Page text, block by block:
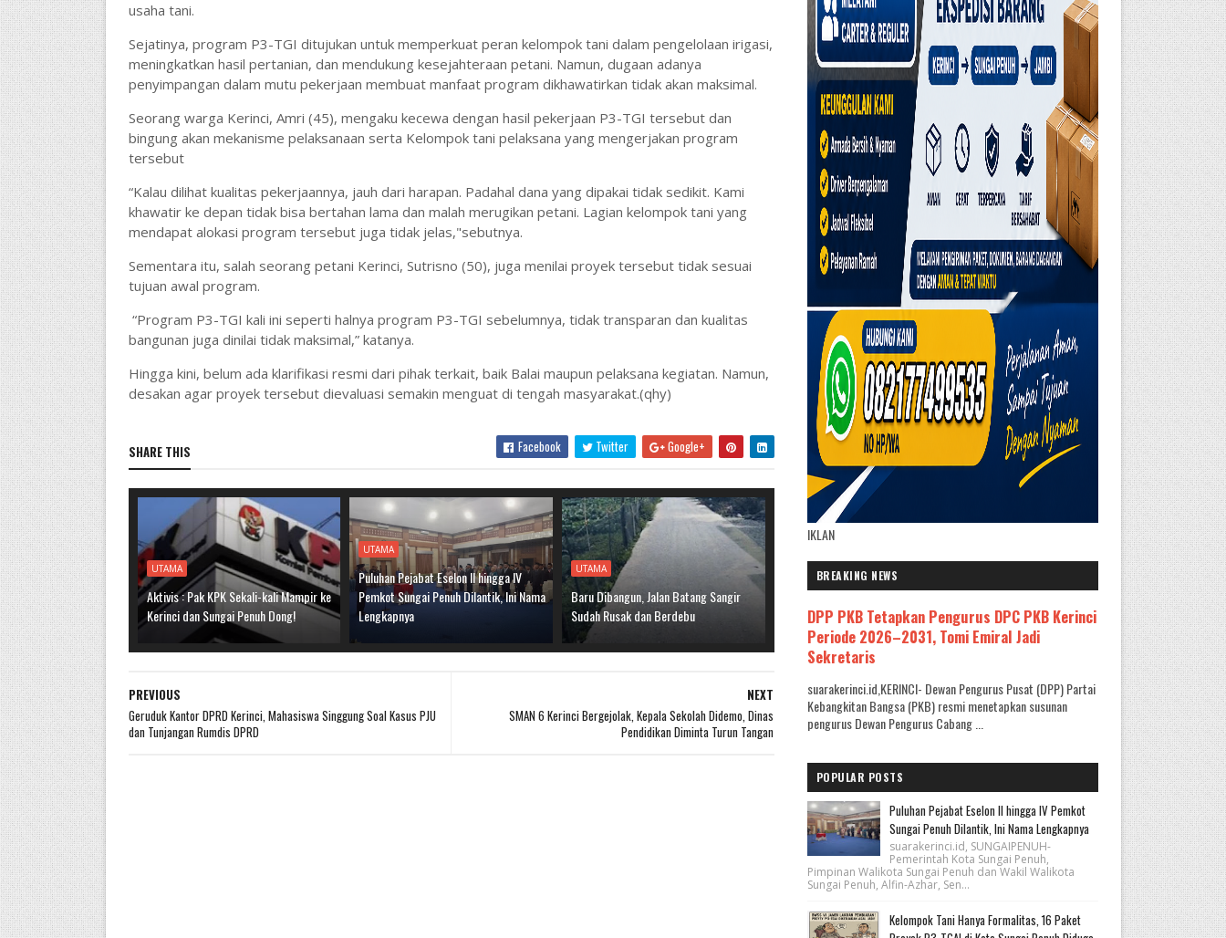
usaha tani.
Sejatinya, program P3-TGI ditujukan untuk memperkuat peran kelompok tani dalam pengelolaan irigasi,
meningkatkan hasil pertanian, dan mendukung kesejahteraan petani. Namun, dugaan adanya
penyimpangan dalam mutu pekerjaan membuat manfaat program dikhawatirkan tidak akan maksimal.
Seorang warga Kerinci, Amri (45), mengaku kecewa dengan hasil pekerjaan P3-TGI tersebut dan
bingung akan mekanisme pelaksanaan serta Kelompok tani pelaksana yang mengerjakan program
tersebut
“Kalau dilihat kualitas pekerjaannya, jauh dari harapan. Padahal dana yang dipakai tidak sedikit. Kami
khawatir ke depan tidak bisa bertahan lama dan malah merugikan petani. Lagian kelompok tani yang
mendapat alokasi program tersebut juga tidak jelas,"sebutnya.
Sementara itu, salah seorang petani Kerinci, Sutrisno (50), juga menilai proyek tersebut tidak sesuai
tujuan awal program.
“Program P3-TGI kali ini seperti halnya program P3-TGI sebelumnya, tidak transparan dan kualitas
bangunan juga dinilai tidak maksimal,” katanya.
Hingga kini, belum ada klarifikasi resmi dari pihak terkait, baik Balai maupun pelaksana kegiatan. Namun,
desakan agar proyek tersebut dievaluasi semakin menguat di tengah masyarakat.(qhy)
SHARE THIS Facebook Twitter Google+
UTAMA
Aktivis : Pak KPK Sekali-kali Mampir ke
Kerinci dan Sungai Penuh Dong!
UTAMA
Puluhan Pejabat Eselon II hingga IV
Pemkot Sungai Penuh Dilantik, Ini Nama
Lengkapnya
UTAMA
Baru Dibangun, Jalan Batang Sangir
Sudah Rusak dan Berdebu
NEXT
SMAN 6 Kerinci Bergejolak, Kepala Sekolah Didemo, Dinas
Pendidikan Diminta Turun Tangan
PREVIOUS
Geruduk Kantor DPRD Kerinci, Mahasiswa Singgung Soal Kasus PJU
dan Tunjangan Rumdis DPRD
IKLAN
BREAKING NEWS
DPP PKB Tetapkan Pengurus DPC PKB Kerinci
Periode 2026–2031, Tomi Emiral Jadi
Sekretaris
suarakerinci.id,KERINCI- Dewan Pengurus Pusat (DPP) Partai
Kebangkitan Bangsa (PKB) resmi menetapkan susunan
pengurus Dewan Pengurus Cabang ...
POPULAR POSTS
Puluhan Pejabat Eselon II hingga IV Pemkot
Sungai Penuh Dilantik, Ini Nama Lengkapnya
suarakerinci.id, SUNGAIPENUH-
Pemerintah Kota Sungai Penuh,
Pimpinan Walikota Sungai Penuh dan Wakil Walikota
Sungai Penuh, Alfin-Azhar, Sen...
Kelompok Tani Hanya Formalitas, 16 Paket